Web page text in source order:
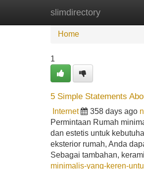
slimdirectory
Home
Home
1
5 Simple Statements
Internet 358 days ago
Permintaan Rumah
dan estetis untuk
eksterior rumah, Anda
Sebagai tambahan,
minimalis-yang-keren-